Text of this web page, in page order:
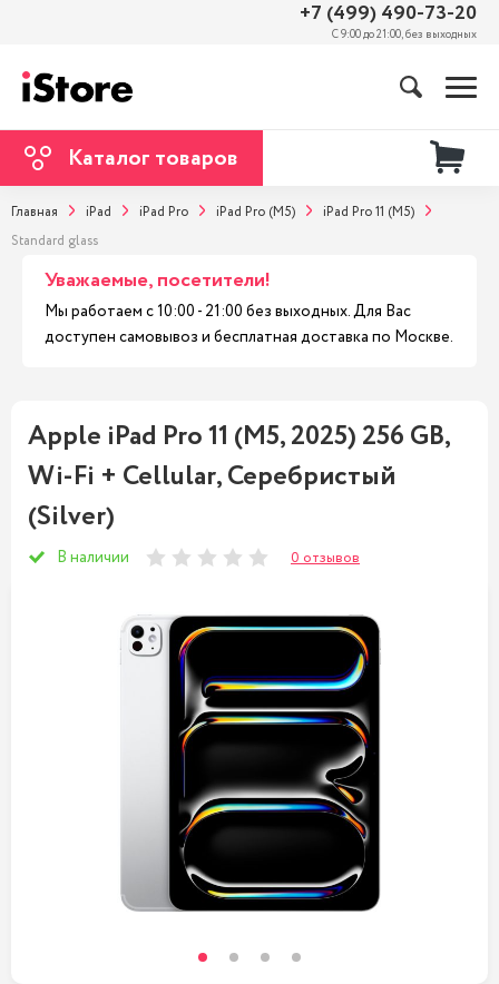
+7 (499) 490-73-20
С 9:00 до 21:00, без выходных
Каталог товаров
Главная iPad iPad Pro iPad Pro (M5)
iPad Pro 11 (M5)
Standard glass
Уважаемые, посетители!
Мы работаем с 10:00 - 21:00 без выходных. Для Вас
доступен самовывоз и бесплатная доставка по Москве.
Apple iPad Pro 11 (M5, 2025) 256 GB,
Wi-Fi + Cellular, Серебристый
(Silver)
В наличии 0 отзывов